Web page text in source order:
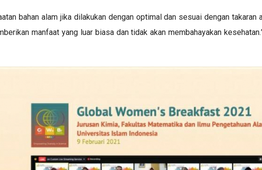
bahan alam jika dilakukan dengan optimal dan sesuai dengan takaran
manfaat yang luar biasa dan tidak akan membahayakan